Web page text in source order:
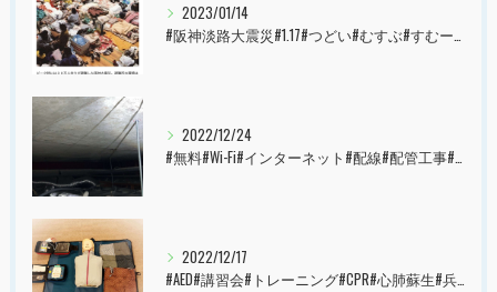
2023/01/14
#阪神淡路大震災#1.17#つどい#むすぶ#すむーず#西宮市#甲子園
2022/12/24
#無料#Wi-Fi#インターネット#配線#配管工事#大阪市#港区#すむーず#西宮市#甲子園
2022/12/17
#AED#講習会#トレーニング#CPR#心肺蘇生#兵庫県#神戸市#西宮市#すむーず#甲子園